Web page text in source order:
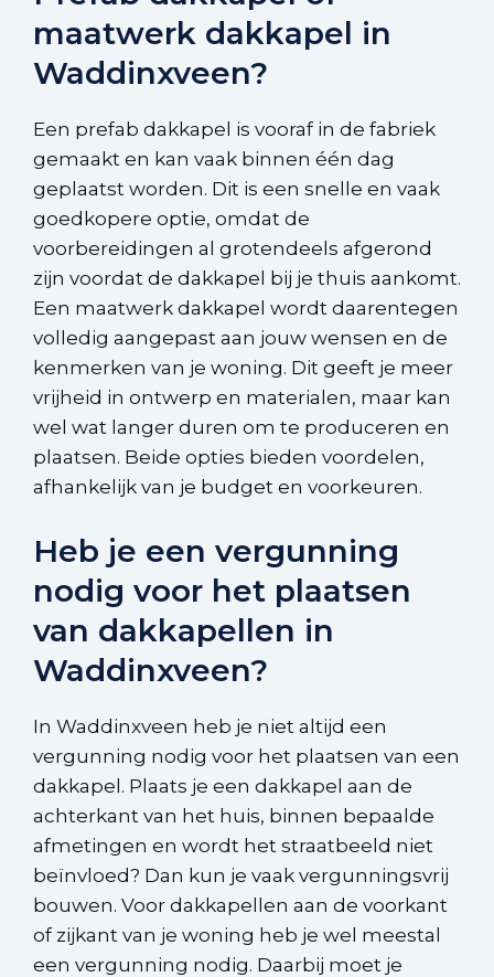
maatwerk dakkapel in
Waddinxveen?
Een prefab dakkapel is vooraf in de fabriek
gemaakt en kan vaak binnen één dag
geplaatst worden. Dit is een snelle en vaak
goedkopere optie, omdat de
voorbereidingen al grotendeels afgerond
zijn voordat de dakkapel bij je thuis aankomt.
Een maatwerk dakkapel wordt daarentegen
volledig aangepast aan jouw wensen en de
kenmerken van je woning. Dit geeft je meer
vrijheid in ontwerp en materialen, maar kan
wel wat langer duren om te produceren en
plaatsen. Beide opties bieden voordelen,
afhankelijk van je budget en voorkeuren.
Heb je een vergunning
nodig voor het plaatsen
van dakkapellen in
Waddinxveen?
In Waddinxveen heb je niet altijd een
vergunning nodig voor het plaatsen van een
dakkapel. Plaats je een dakkapel aan de
achterkant van het huis, binnen bepaalde
afmetingen en wordt het straatbeeld niet
beïnvloed? Dan kun je vaak vergunningsvrij
bouwen. Voor dakkapellen aan de voorkant
of zijkant van je woning heb je wel meestal
een vergunning nodig. Daarbij moet je